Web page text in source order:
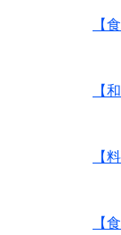
【
【
【
【